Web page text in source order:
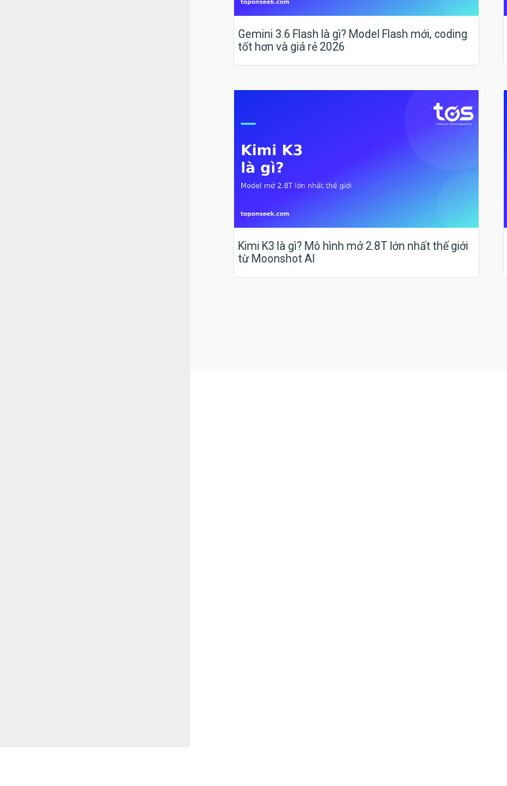
Gemini 3.6 Flash là gì? Model Flash mới, coding
tốt hơn và giá rẻ 2026
Kimi K3 là gì? Mô hình mở 2.8T lớn nhất thế giới
từ Moonshot AI